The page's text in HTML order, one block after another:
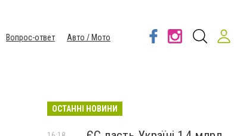
Вопрос-ответ
Авто / Мото
ОСТАННІ НОВИНИ